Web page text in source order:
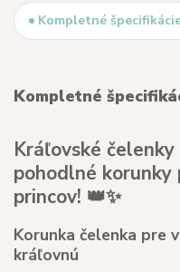
Kompletné
Kompletné
Kráľovské
pohodlné korunky
princov! 👑✨
Korunka čelenka pre
kráľovnú